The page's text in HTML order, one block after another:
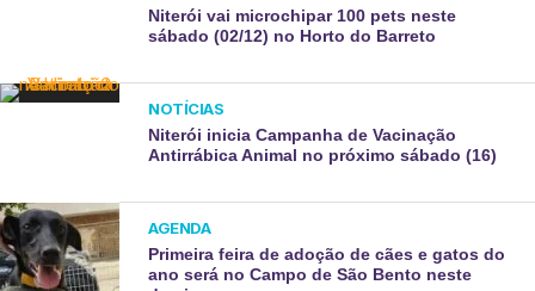
Niterói vai microchipar 100 pets neste
sábado (02/12) no Horto do Barreto
NOTÍCIAS
Niterói inicia Campanha de Vacinação
Antirrábica Animal no próximo sábado (16)
AGENDA
Primeira feira de adoção de cães e gatos do
ano será no Campo de São Bento neste